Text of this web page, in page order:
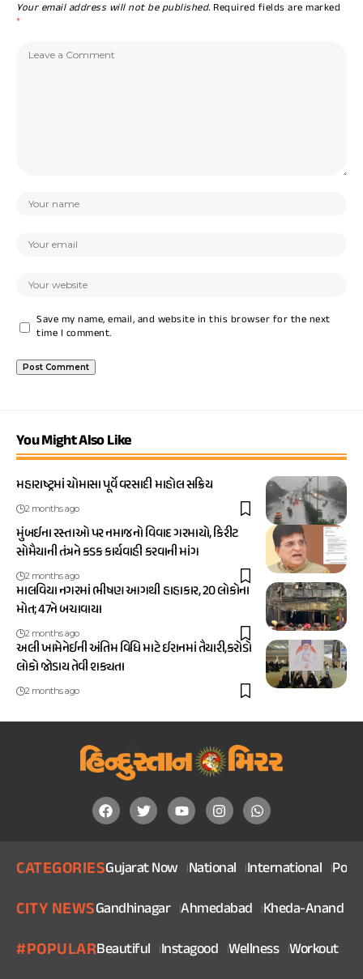
Your email address will not be published. Required fields are marked
*
Save my name, email, and website in this browser for the next
time I comment.
You Might Also Like
મહારાષ્ટ્રમાં ચોમાસા પૂર્વે વરસાદી માહોલ સક્રિય
2 months ago
મુંબઈના રસ્તાઓ પર નમાજનો વિવાદ ગરમાયો, કિરીટ
સોમૈયાની તંત્રને કડક કાર્યવાહી કરવાની માંગ
2 months ago
માલવિયા નગરમાં ભીષણ આગથી હાહાકાર, 20 લોકોના
મોત; 47ને બચાવાયા
2 months ago
અલી ખામેનેઈની અંતિમ વિધિ માટે ઈરાનમાં તૈયારી,કરોડો
લોકો જોડાય તેવી શક્યતા
2 months ago
CATEGORIESGujarat Now National International
CITY NEWSGandhinagar Ahmedabad Kheda-Anand
#POPULARBeautiful Instagood Wellness Workout